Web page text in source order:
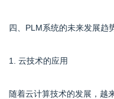
四、PLM系统的未来发展趋
1. 云技术的应用
随着云计算技术的发展，越